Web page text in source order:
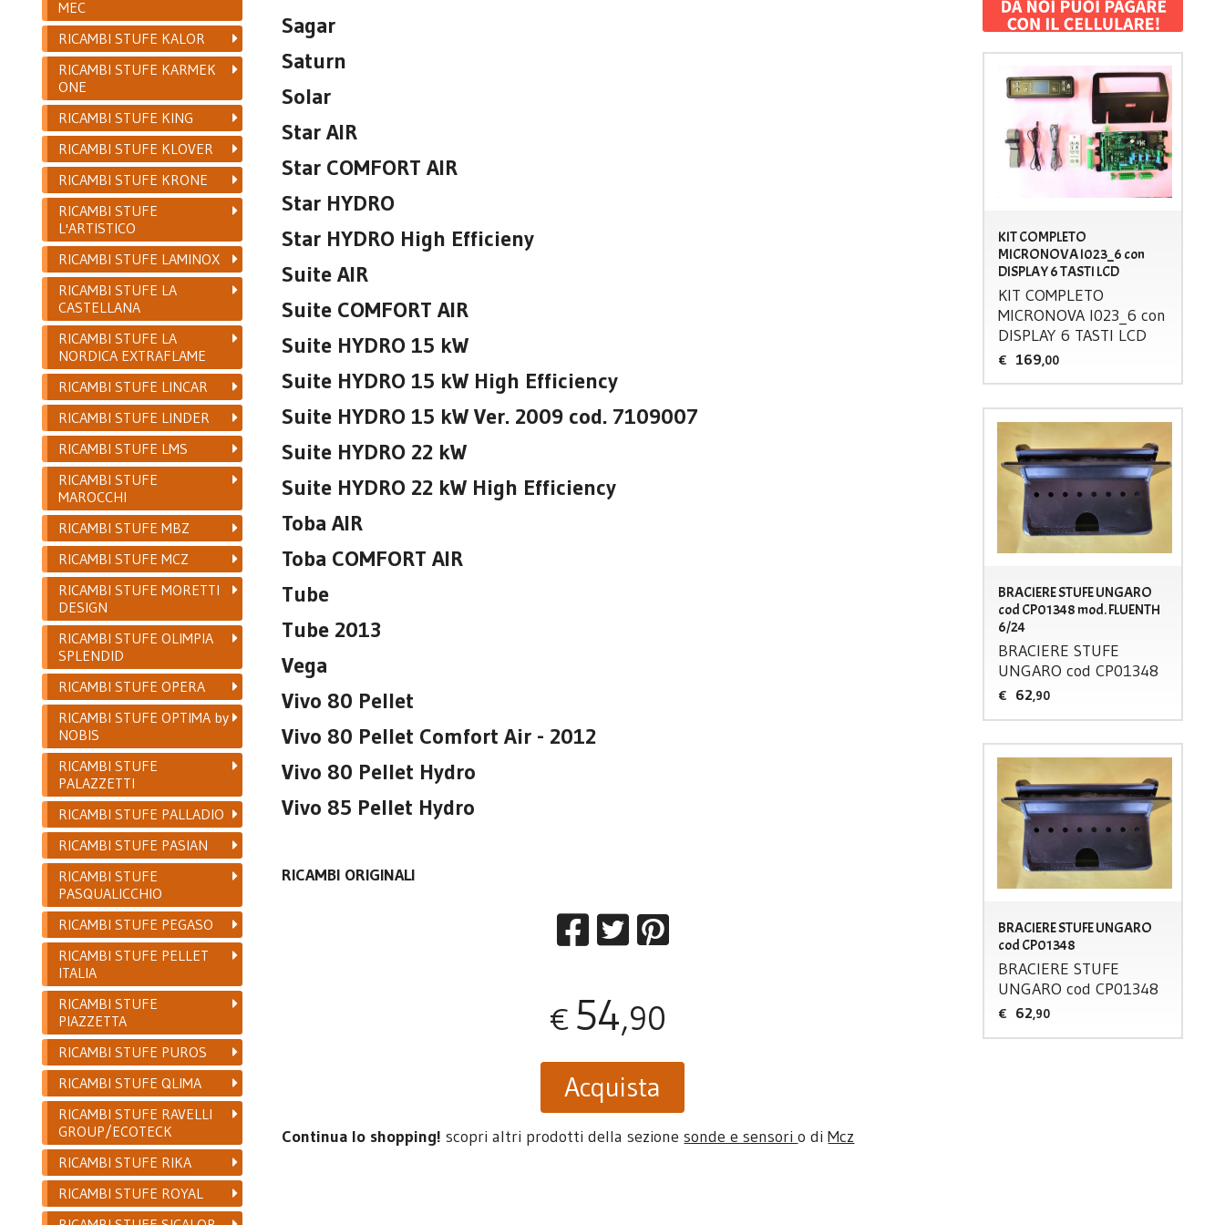
Sagar
Saturn
Solar
Star AIR
Star COMFORT AIR
Star HYDRO
Star HYDRO High Efficieny
Suite AIR
Suite COMFORT AIR
Suite HYDRO 15 kW
Suite HYDRO 15 kW High Efficiency
Suite HYDRO 15 kW Ver. 2009 cod. 7109007
Suite HYDRO 22 kW
Suite HYDRO 22 kW High Efficiency
Toba AIR
Toba COMFORT AIR
Tube
Tube 2013
Vega
Vivo 80 Pellet
Vivo 80 Pellet Comfort Air - 2012
Vivo 80 Pellet Hydro
Vivo 85 Pellet Hydro
RICAMBI ORIGINALI
€ 54,90
Acquista
Continua lo shopping! scopri altri prodotti della sezionesonde e sensorio diMcz
MEC
RICAMBI STUFE KALOR
RICAMBI STUFE KARMEK
ONE
RICAMBI STUFE KING
RICAMBI STUFE KLOVER
RICAMBI STUFE KRONE
RICAMBI STUFE
L'ARTISTICO
RICAMBI STUFE LAMINOX
RICAMBI STUFE LA
CASTELLANA
RICAMBI STUFE LA
NORDICA EXTRAFLAME
RICAMBI STUFE LINCAR
RICAMBI STUFE LINDER
RICAMBI STUFE LMS
RICAMBI STUFE
MAROCCHI
RICAMBI STUFE MBZ
RICAMBI STUFE MCZ
RICAMBI STUFE MORETTI
DESIGN
RICAMBI STUFE OLIMPIA
SPLENDID
RICAMBI STUFE OPERA
RICAMBI STUFE OPTIMA by
NOBIS
RICAMBI STUFE
PALAZZETTI
RICAMBI STUFE PALLADIO
RICAMBI STUFE PASIAN
RICAMBI STUFE
PASQUALICCHIO
RICAMBI STUFE PEGASO
RICAMBI STUFE PELLET
ITALIA
RICAMBI STUFE
PIAZZETTA
RICAMBI STUFE PUROS
RICAMBI STUFE QLIMA
RICAMBI STUFE RAVELLI
GROUP/ECOTECK
RICAMBI STUFE RIKA
RICAMBI STUFE ROYAL
KIT COMPLETO
MICRONOVA I023_6 con
DISPLAY 6 TASTI LCD
KIT COMPLETO
MICRONOVA I023_6 con
DISPLAY 6 TASTI LCD
€ 169,00
BRACIERE STUFE UNGARO
cod CP01348 mod. FLUENTH
6/24
BRACIERE STUFE
UNGARO cod CP01348
€ 62,90
BRACIERE STUFE UNGARO
cod CP01348
BRACIERE STUFE
UNGARO cod CP01348
€ 62,90